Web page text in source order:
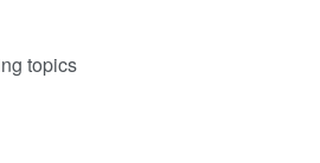
topics